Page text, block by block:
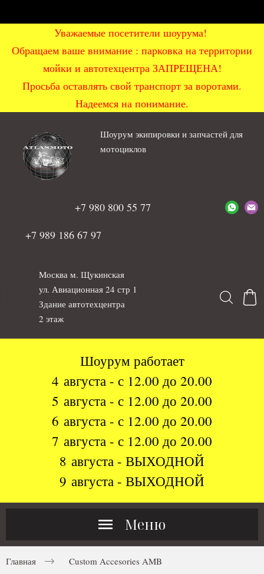
Уважаемые посетители шоурума!
Обращаем ваше внимание : парковка на территории
мойки и автотехцентра ЗАПРЕЩЕНА!
Просьба оставлять свой транспорт за воротами.
Надеемся на понимание.
Шоурум экипировки и запчастей для
мотоциклов
+7 980 800 55 77
+7 989 186 67 97
Москва м. Щукинская
ул. Авиационная 24 стр 1
Здание автотехцентра
2 этаж
Шоурум работает
4 августа - с 12.00 до 20.00
5 августа - с 12.00 до 20.00
6 августа - с 12.00 до 20.00
7 августа - с 12.00 до 20.00
8 августа - ВЫХОДНОЙ
9 августа - ВЫХОДНОЙ
Меню
Главная Custom Accesories AMB